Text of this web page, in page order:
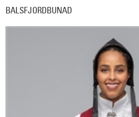
BALSFJORDBUNAD